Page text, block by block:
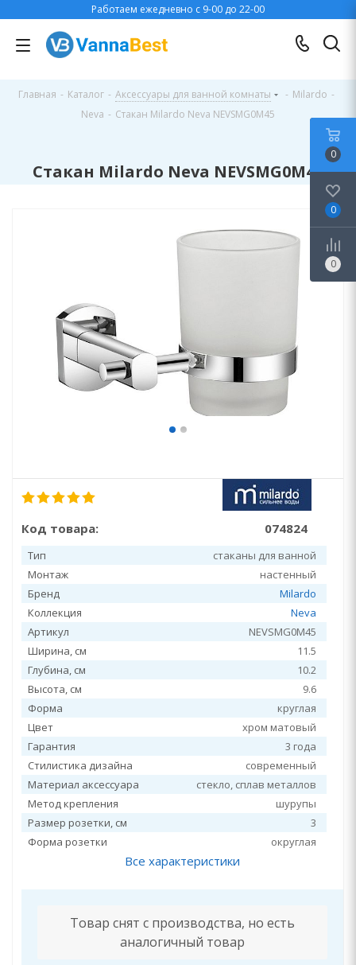
Работаем ежедневно с 9-00 до 22-00
Главная - Каталог - Аксессуары для ванной комнаты - Milardo -
Neva - Стакан Milardo Neva NEVSMG0M45
Стакан Milardo Neva NEVSMG0M45
Код товара: 074824
Тип
стаканы для ванной
Монтаж
настенный
Бренд
Milardo
Коллекция
Neva
Артикул
NEVSMG0M45
Ширина, см
11.5
Глубина, см
10.2
Высота, см
9.6
Форма
круглая
Цвет
хром матовый
Гарантия
3 года
Стилистика дизайна
современный
Материал аксессуара
стекло, сплав металлов
Метод крепления
шурупы
Размер розетки, см
3
Форма розетки
округлая
Все характеристики
Товар снят с производства, но есть
аналогичный товар
0
0
0